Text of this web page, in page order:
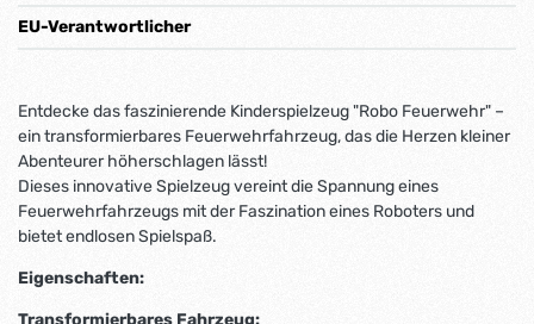
EU-Verantwortlicher
Entdecke das faszinierende Kinderspielzeug "Robo Feuerwehr" –
ein transformierbares Feuerwehrfahrzeug, das die Herzen kleiner
Abenteurer höherschlagen lässt!
Dieses innovative Spielzeug vereint die Spannung eines
Feuerwehrfahrzeugs mit der Faszination eines Roboters und
bietet endlosen Spielspaß.
Eigenschaften: